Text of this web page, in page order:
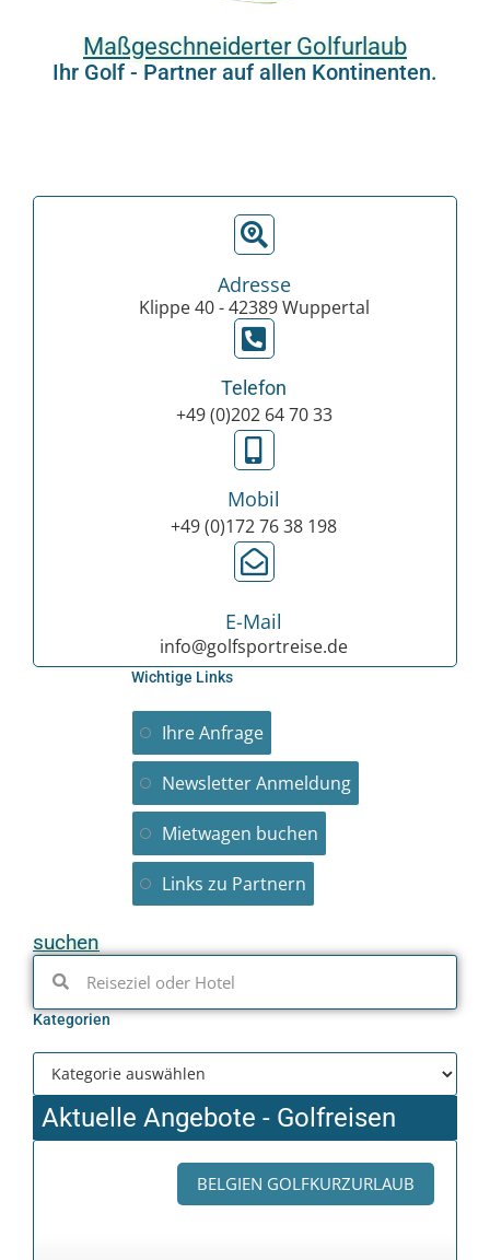
Maßgeschneiderter Golfurlaub
Ihr Golf - Partner auf allen Kontinenten.
Adresse
Klippe 40 - 42389 Wuppertal
Telefon
+49 (0)202 64 70 33
Mobil
+49 (0)172 76 38 198
E-Mail
info@golfsportreise.de
Wichtige Links
Ihre Anfrage
Newsletter Anmeldung
Mietwagen buchen
Links zu Partnern
suchen
Kategorien
Aktuelle Angebote - Golfreisen
BELGIEN GOLFKURZURLAUB